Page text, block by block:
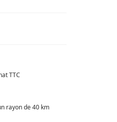
TTC
rayon de 40 km